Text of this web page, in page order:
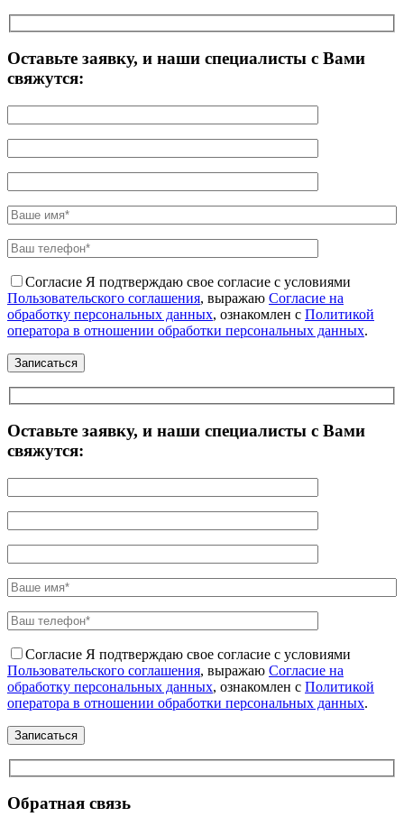
Оставьте заявку, и наши специалисты с Вами
свяжутся:
Согласие Я подтверждаю свое согласие с условиями
Пользовательского соглашения, выражаю Согласие на
обработку персональных данных, ознакомлен с Политикой
оператора в отношении обработки персональных данных.
Оставьте заявку, и наши специалисты с Вами
свяжутся:
Согласие Я подтверждаю свое согласие с условиями
Пользовательского соглашения, выражаю Согласие на
обработку персональных данных, ознакомлен с Политикой
оператора в отношении обработки персональных данных.
Обратная связь